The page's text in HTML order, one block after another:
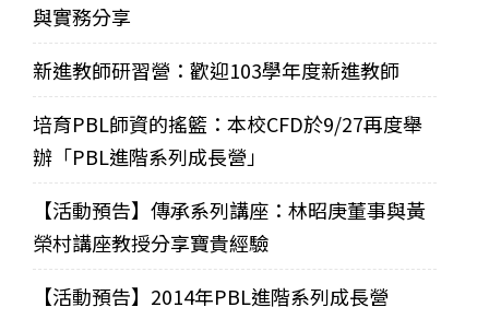
與實務分享
新進教師研習營：歡迎103學年度新進教師
培育PBL師資的搖籃：本校CFD於9/27再度舉
辦「PBL進階系列成長營」
【活動預告】傳承系列講座：林昭庚董事與黃
榮村講座教授分享寶貴經驗
【活動預告】2014年PBL進階系列成長營